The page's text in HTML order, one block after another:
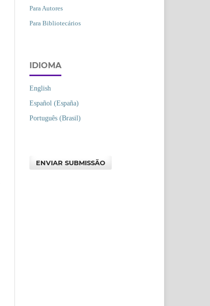
Para Autores
Para Bibliotecários
IDIOMA
English
Español (España)
Português (Brasil)
ENVIAR SUBMISSÃO